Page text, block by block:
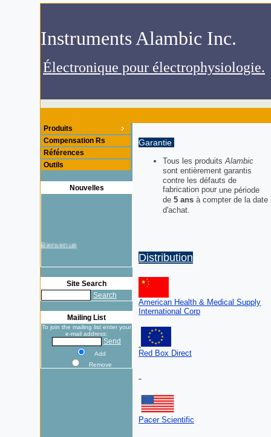
.Instruments Alambic Inc
.Électronique pour électrophysiologie
Produits
Compensation Rs
Références
Outils
Nouvelles
Bienvenue
Site Search
Search
Mailing List
To join the mailing list enter your
e-mail address:
Send
Add
Remove
Garantie
Tous les produits Alambic
sont entièrement garantis
contre les défauts de
fabrication pour une période
de 5 ans à compter de la date
d'achat.
Distribution
American Health & Medical Supply
International Corp
.
Red Box Direct
Pacer Scientific